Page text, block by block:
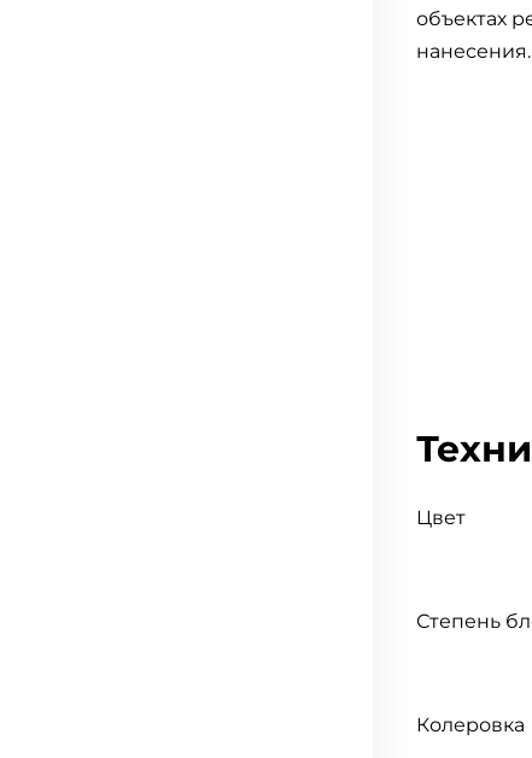
объектах
нанесения.
Цвет
Степень
Колеровка